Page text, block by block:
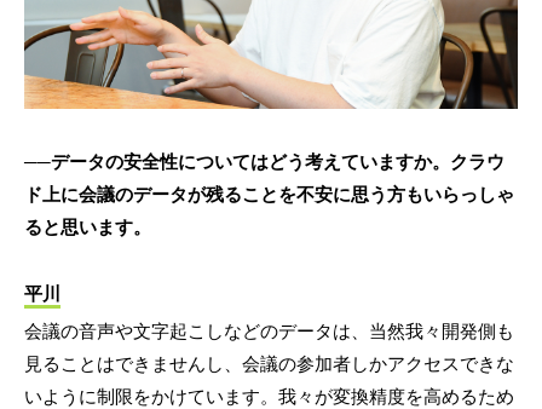
──データの安全性についてはどう考えていますか。クラウ
ド上に会議のデータが残ることを不安に思う方もいらっしゃ
ると思います。
平川
会議の音声や文字起こしなどのデータは、当然我々開発側も
見ることはできませんし、会議の参加者しかアクセスできな
いように制限をかけています。我々が変換精度を高めるため